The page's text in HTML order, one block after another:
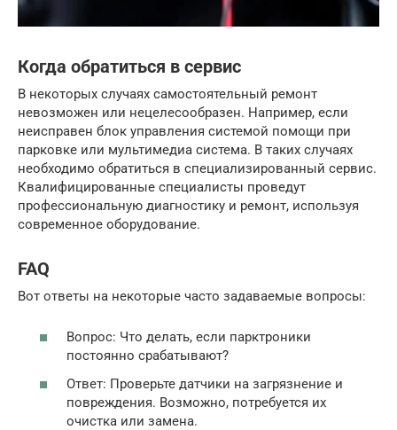
Когда обратиться в сервис
В некоторых случаях самостоятельный ремонт
невозможен или нецелесообразен. Например, если
неисправен блок управления системой помощи при
парковке или мультимедиа система. В таких случаях
необходимо обратиться в специализированный сервис.
Квалифицированные специалисты проведут
профессиональную диагностику и ремонт, используя
современное оборудование.
FAQ
Вот ответы на некоторые часто задаваемые вопросы:
Вопрос: Что делать, если парктроники
постоянно срабатывают?
Ответ: Проверьте датчики на загрязнение и
повреждения. Возможно, потребуется их
очистка или замена.